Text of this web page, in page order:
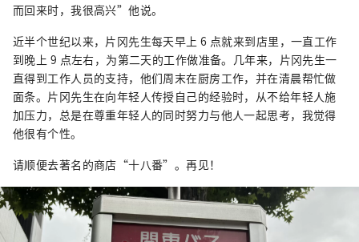
而回来时，我很高兴”他说。
近半个世纪以来，片冈先生每天早上 6 点就来到店里，一直工作
到晚上 9 点左右，为第二天的工作做准备。几年来，片冈先生一
直得到工作人员的支持，他们周末在厨房工作，并在清晨帮忙做
面条。片冈先生在向年轻人传授自己的经验时，从不给年轻人施
加压力，总是在尊重年轻人的同时努力与他人一起思考，我觉得
他很有个性。
请顺便去著名的商店“十八番”。再见！